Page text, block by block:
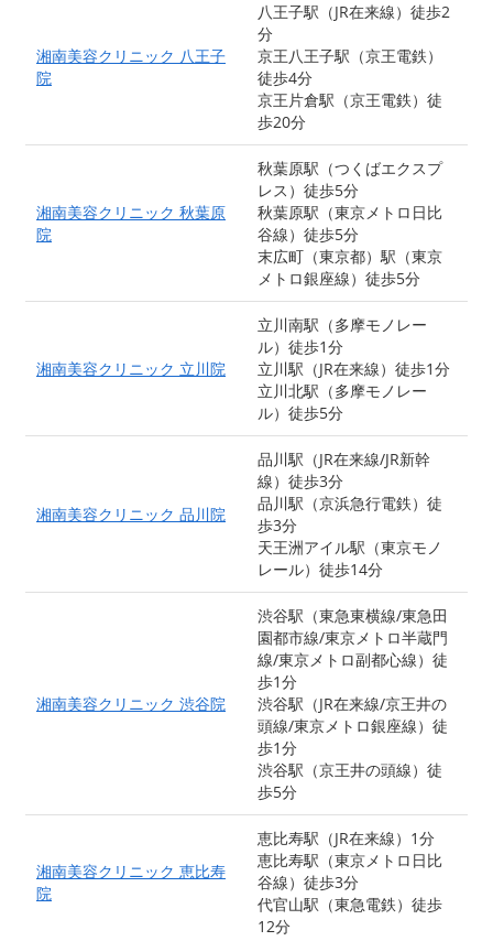
湘南美容クリニック 八王子
院
八王子駅（JR在来線）徒歩2
分
京王八王子駅（京王電鉄）
徒歩4分
京王片倉駅（京王電鉄）徒
歩20分
湘南美容クリニック 秋葉原
院
秋葉原駅（つくばエクスプ
レス）徒歩5分
秋葉原駅（東京メトロ日比
谷線）徒歩5分
末広町（東京都）駅（東京
メトロ銀座線）徒歩5分
湘南美容クリニック 立川院
立川南駅（多摩モノレー
ル）徒歩1分
立川駅（JR在来線）徒歩1分
立川北駅（多摩モノレー
ル）徒歩5分
湘南美容クリニック 品川院
品川駅（JR在来線/JR新幹
線）徒歩3分
品川駅（京浜急行電鉄）徒
歩3分
天王洲アイル駅（東京モノ
レール）徒歩14分
湘南美容クリニック 渋谷院
渋谷駅（東急東横線/東急田
園都市線/東京メトロ半蔵門
線/東京メトロ副都心線）徒
歩1分
渋谷駅（JR在来線/京王井の
頭線/東京メトロ銀座線）徒
歩1分
渋谷駅（京王井の頭線）徒
歩5分
湘南美容クリニック 恵比寿
院
恵比寿駅（JR在来線）1分
恵比寿駅（東京メトロ日比
谷線）徒歩3分
代官山駅（東急電鉄）徒歩
12分